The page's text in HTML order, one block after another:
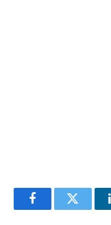
FacebookTwitter